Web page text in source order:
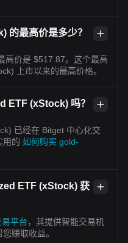
的最高价是多少？
高价是 $517.87。这个最高
上市以来的最高价格。
ETF (xStock) 吗？
已经在 Bitget 中心化交
用的 如何购买 gold-
ETF (xStock) 获
平台，其提供智能交易机
赚取收益。